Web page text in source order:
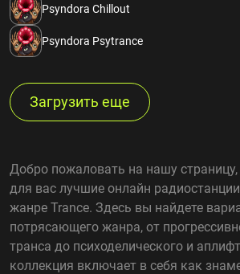
Psyndora Chillout
Psyndora Psytrance
Загрузить еще
Добро пожаловать на нашу
для вас лучшие онлайн
жанре Trance. Здесь вы найдете
потрясающего жанра, от
транса до психоделического и
коллекция включает в себя как